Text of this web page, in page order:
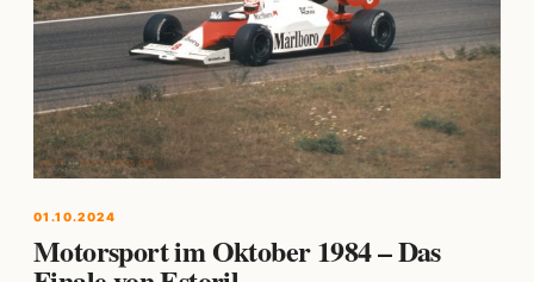
01.10.2024
Motorsport im Oktober 1984 – Das